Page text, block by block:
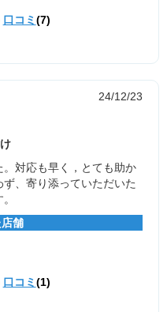
口コミ (7)
24/12/23
対応も早く，とても助か
、寄り添っていただいた
舗
口コミ (1)